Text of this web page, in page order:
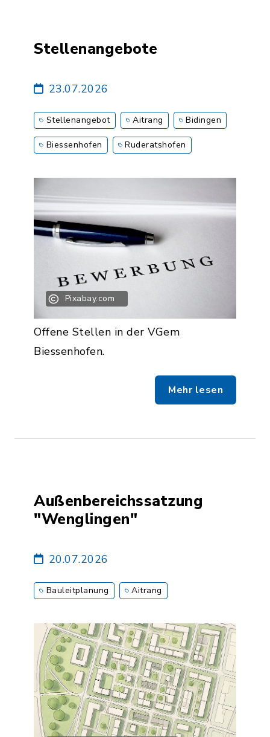
Stellenangebote
23.07.2026
Stellenangebot Aitrang Bidingen
Biessenhofen Ruderatshofen
Pixabay.com
Offene Stellen in der VGem
Biessenhofen.
Mehr lesen
Außenbereichssatzung
"Wenglingen"
20.07.2026
Bauleitplanung Aitrang